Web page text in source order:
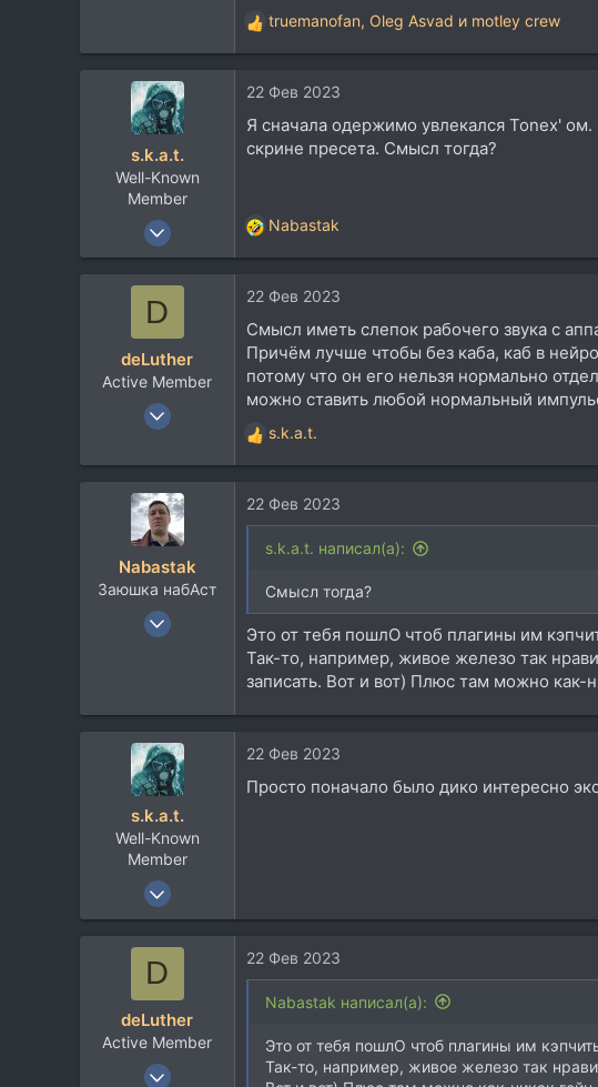
Москва
Р
е
к
и
и
truemanofan, Oleg Asvad и motley crew
s.k.a.t.
Well-Known
Member
24 Авг 2020
753
vk.com
22 Фев 2023
Я сначала одержимо увлекался Tonex'
скрине пресета. Смысл тогда?
Р
е
к
и
и
:
Nabastak
D
deLuther
Active Member
1 Окт 2007
53
22 Фев 2023
Смысл иметь слепок рабочего звука с
Причём лучше чтобы без каба, каб в
потому что он его нельзя нормально
можно ставить любой нормальный
Р
е
к
ц
s.k.a.t.
Nabastak
Заюшка набАст
16 Фев 2005
45
Москва
22 Фев 2023
s.k.a.t. написал(а):
Смысл тогда?
Это от тебя пошлО чтоб плагины им
Так-то, например, живое железо так
записать. Вот и вот) Плюс там можно как-
s.k.a.t.
Well-Known
Member
24 Авг 2020
vk.com
22 Фев 2023
Просто поначало было дико интересно
D
deLuther
Active Member
1 Окт 2007
22 Фев 2023
Nabastak написал(а):
Это от тебя пошлО чтоб плагины им
Так-то, например, живое железо так